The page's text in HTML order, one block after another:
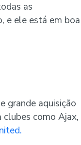
as
e ele está em boa
grande aquisição
clubes como Ajax,